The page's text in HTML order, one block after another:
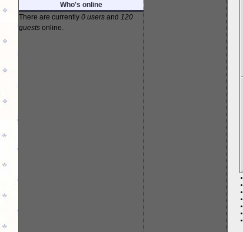
Who's online
There are currently 0 usersand 120
guestsonline.